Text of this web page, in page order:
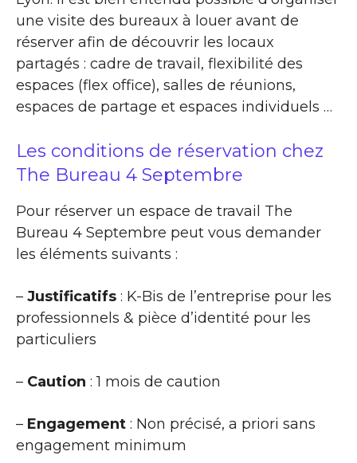
une visite des bureaux à louer avant de
réserver afin de découvrir les locaux
partagés : cadre de travail, flexibilité des
espaces (flex office), salles de réunions,
espaces de partage et espaces individuels …
Les conditions de réservation chez
The Bureau 4 Septembre
Pour réserver un espace de travail The
Bureau 4 Septembre peut vous demander
les éléments suivants :
– Justificatifs : K-Bis de l’entreprise pour les
professionnels & pièce d’identité pour les
particuliers
– Caution : 1 mois de caution
– Engagement : Non précisé, a priori sans
engagement minimum